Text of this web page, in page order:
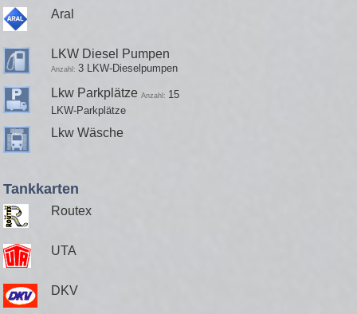
Aral
LKW Diesel Pumpen
Anzahl:3 LKW-Dieselpumpen
Lkw Parkplätze Anzahl: 15
LKW-Parkplätze
Lkw Wäsche
Tankkarten
Routex
UTA
DKV